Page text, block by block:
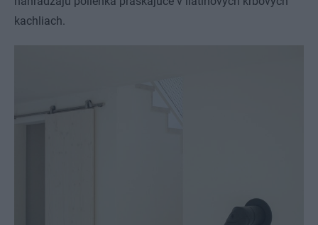
kachliach.